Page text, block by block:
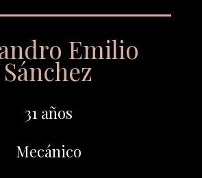
Emilio
Sánchez
31 años
Mecánico